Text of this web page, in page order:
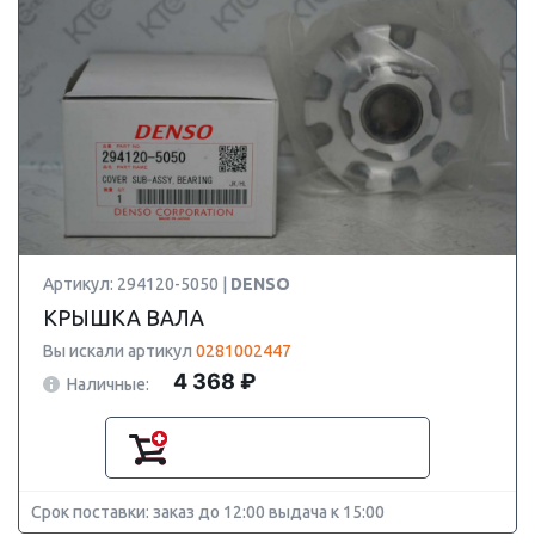
Артикул: 294120-5050 | DENSO
КРЫШКА ВАЛА
Вы искали артикул 0281002447
Наличные:
4 368 ₽
Срок поставки: заказ до 12:00 выдача к 15:00